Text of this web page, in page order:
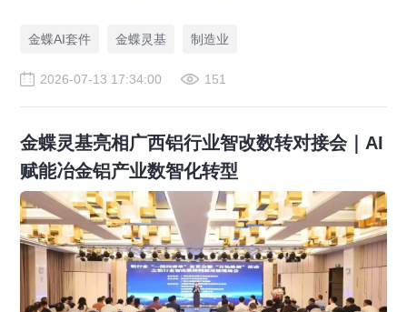
生产排程等场景智能化，助力制造业数字化转型。
金蝶AI套件 金蝶灵基 制造业
2026-07-13 17:34:00 151
金蝶灵基亮相广西铝行业智改数转对接会｜AI
赋能冶金铝产业数智化转型